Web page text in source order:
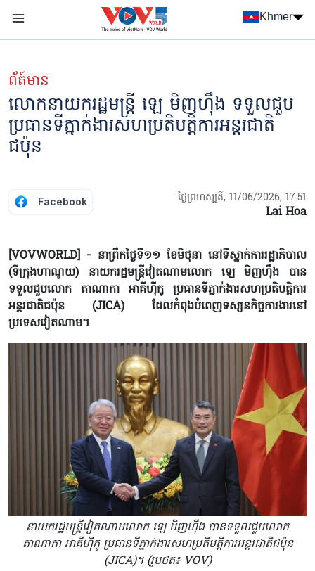
Nhảy đến nội dung
Khmer
ព័ត៍មាន
លោកនាយករដ្ឋមន្ត្រី ឡេ មិញហ៊ឹង ទទួលជួប
ប្រធានទីភ្នាក់ងារសហប្រតិបត្តិការអន្តរជាតិ
ជប៉ុន
Facebook ថ្ងៃព្រហស្បតិ៍, 11/06/2026, 17:51
Lai Hoa
[VOVWORLD] - នាព្រឹកថ្ងៃទី១១ ខែមិថុនា នៅទីស្នាក់ការរដ្ឋាភិបាល
(ទីក្រុងហាណូយ) នាយករដ្ឋមន្ត្រីវៀតណាមលោក ឡេ មិញហ៊ឹង បាន
ទទួលជួបលោក តាណាកា អាគីហ៊ីកូ ប្រធានទីភ្នាក់ងារសហប្រតិបត្តិការ
អន្តរជាតិជប៉ុន (JICA) ដែលកំពុងបំពេញទស្សនកិច្ចការងារនៅ
ប្រទេសវៀតណាម។
នាយករដ្ឋមន្ត្រីវៀតណាមលោក ឡេ មិញហ៊ឹង បានទទួលជួបលោក
តាណាកា អាគីហ៊ីកូ ប្រធានទីភ្នាក់ងារសហប្រតិបត្តិការអន្តរជាតិជប៉ុន
(JICA)។ (រូបថត៖ VOV)